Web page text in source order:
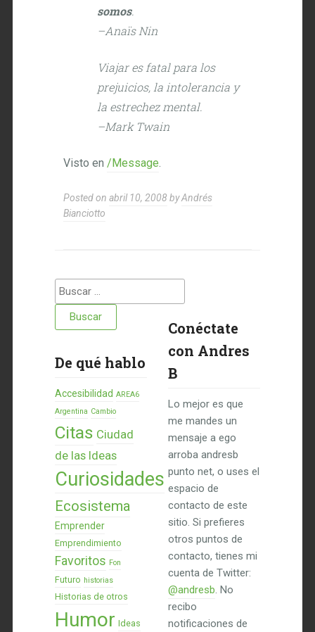
somos.
–Anaïs Nin
Viajar es fatal para los
prejuicios, la intolerancia y
la estrechez mental.
–Mark Twain
Visto en/Message.
Posted onabril 10, 2008 byAndrés
Bianciotto
Buscar:
De qué hablo
Accesibilidad AREA6
Argentina Cambio
Citas Ciudad
de las Ideas
Curiosidades
Ecosistema
Emprender
Emprendimiento
Favoritos Fon
Futuro historias
Historias de otros
Humor Ideas
Conéctate
con Andres
B
Lo mejor es que
me mandes un
mensaje a ego
arroba andresb
punto net, o uses el
espacio de
contacto de este
sitio. Si prefieres
otros puntos de
contacto, tienes mi
cuenta de Twitter:
@andresb. No
recibo
notificaciones de